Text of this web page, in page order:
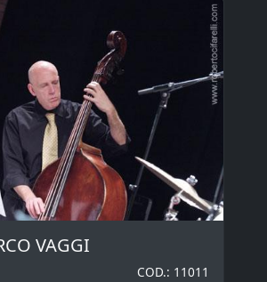
VAGGI
COD.: 11011